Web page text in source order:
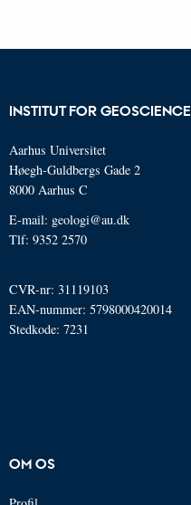
INSTITUT FOR GEOSCIENCE
Aarhus Universitet
Høegh-Guldbergs Gade 2
8000 Aarhus C
E-mail: geologi@au.dk
Tlf: 9352 2570
CVR-nr: 31119103
EAN-nummer: 5798000420014
Stedkode: 7231
OM OS